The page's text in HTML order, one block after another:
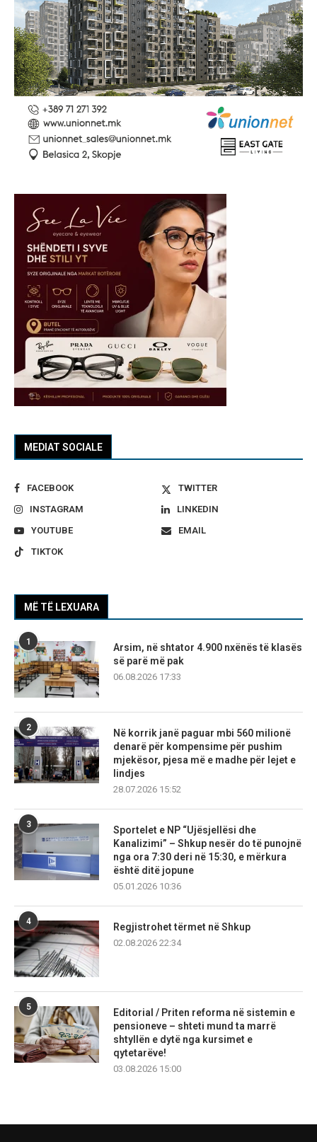
MEDIAT SOCIALE
FACEBOOK
TWITTER
INSTAGRAM
LINKEDIN
YOUTUBE
EMAIL
TIKTOK
MË TË LEXUARA
1
Arsim, në shtator 4.900 nxënës të klasës
së parë më pak
06.08.2026 17:33
2
Në korrik janë paguar mbi 560 milionë
denarë për kompensime për pushim
mjekësor, pjesa më e madhe për lejet e
lindjes
28.07.2026 15:52
3
Sportelet e NP “Ujësjellësi dhe
Kanalizimi” – Shkup nesër do të punojnë
nga ora 7:30 deri në 15:30, e mërkura
është ditë jopune
05.01.2026 10:36
4
Regjistrohet tërmet në Shkup
02.08.2026 22:34
5
Editorial / Priten reforma në sistemin e
pensioneve – shteti mund ta marrë
shtyllën e dytë nga kursimet e
qytetarëve!
03.08.2026 15:00